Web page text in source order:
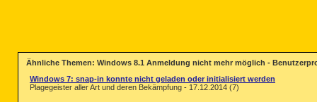
Ähnliche Themen: Windows 8.1 Anmeldung nicht mehr möglich -
Windows 7: snap-in konnte nicht geladen oder initialisiert werden
Plagegeister aller Art und deren Bekämpfung - 17.12.2014 (7)